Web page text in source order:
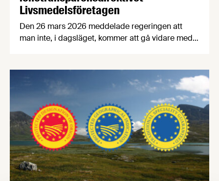
Livsmedelsföretagen
Den 26 mars 2026 meddelade regeringen att
man inte, i dagsläget, kommer att gå vidare med
försöka omförhandla direktivet i syfte att
regelförenkla och skjuta upp genomförandetiden
för direktivet. För dig som arbetsgivare innebär
detta i korthet att arbetet med att implementera
direktivet i den …